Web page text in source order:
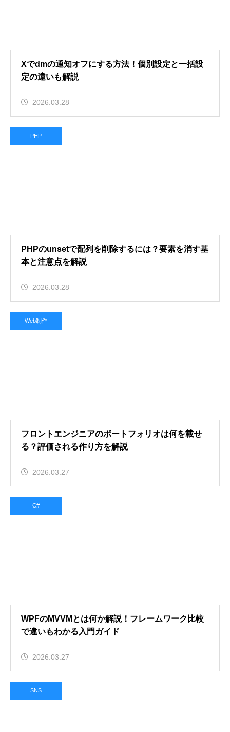
Xでdmの通知オフにする方法！個別設定と一括設
定の違いも解説
2026.03.28
PHP
PHPのunsetで配列を削除するには？要素を消す基
本と注意点を解説
2026.03.28
Web制作
フロントエンジニアのポートフォリオは何を載せ
る？評価される作り方を解説
2026.03.27
C#
WPFのMVVMとは何か解説！フレームワーク比較
で違いもわかる入門ガイド
2026.03.27
SNS